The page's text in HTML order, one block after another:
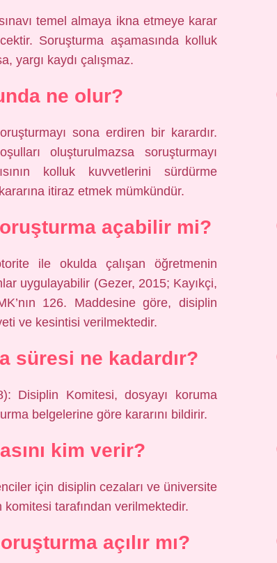
temel almaya ikna etmeye karar
Soruşturma aşamasında kolluk
yargı kaydı çalışmaz.
ne olur?
sona erdiren bir karardır.
oluşturulmazsa soruşturmayı
kolluk kuvvetlerini sürdürme
itiraz etmek mümkündür.
açabilir mi?
ile okulda çalışan öğretmenin
uygulayabilir (Gezer, 2015; Kayıkçi,
126. Maddesine göre, disiplin
ve kesintisi verilmektedir.
süresi ne kadardır?
Disiplin Komitesi, dosyayı koruma
belgelerine göre kararını bildirir.
kim verir?
için disiplin cezaları ve üniversite
tarafından verilmektedir.
açılır mı?